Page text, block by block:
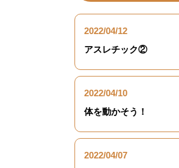
2022/04/12
アスレチック②
2022/04/10
体を動かそう！
2022/04/07